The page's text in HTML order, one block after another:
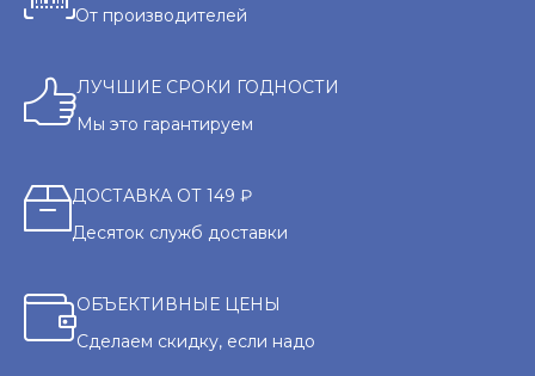
От производителей
ЛУЧШИЕ СРОКИ ГОДНОСТИ
Мы это гарантируем
ДОСТАВКА ОТ 149 ₽
Десяток служб доставки
ОБЪЕКТИВНЫЕ ЦЕНЫ
Сделаем скидку, если надо